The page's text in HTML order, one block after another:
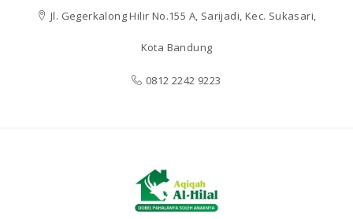
Jl. Gegerkalong Hilir No.155 A, Sarijadi, Kec. Sukasari,
Kota Bandung
0812 2242 9223